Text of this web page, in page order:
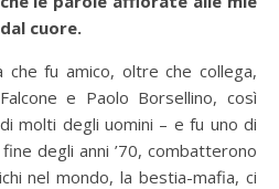
cuore.
che fu amico, oltre che collega,
e Paolo Borsellino, così
molti degli uomini – e fu uno di
degli anni ’70, combatterono
nel mondo, la bestia-mafia, ci